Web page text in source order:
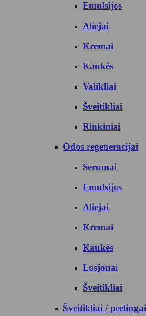
Emulsijos
Aliejai
Kremai
Kaukės
Valikliai
Šveitikliai
Rinkiniai
Odos regeneracijai
Serumai
Emulsijos
Aliejai
Kremai
Kaukės
Losjonai
Šveitikliai
Šveitikliai / peelingai